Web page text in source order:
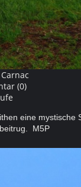
(0)
eine mystische
M5P